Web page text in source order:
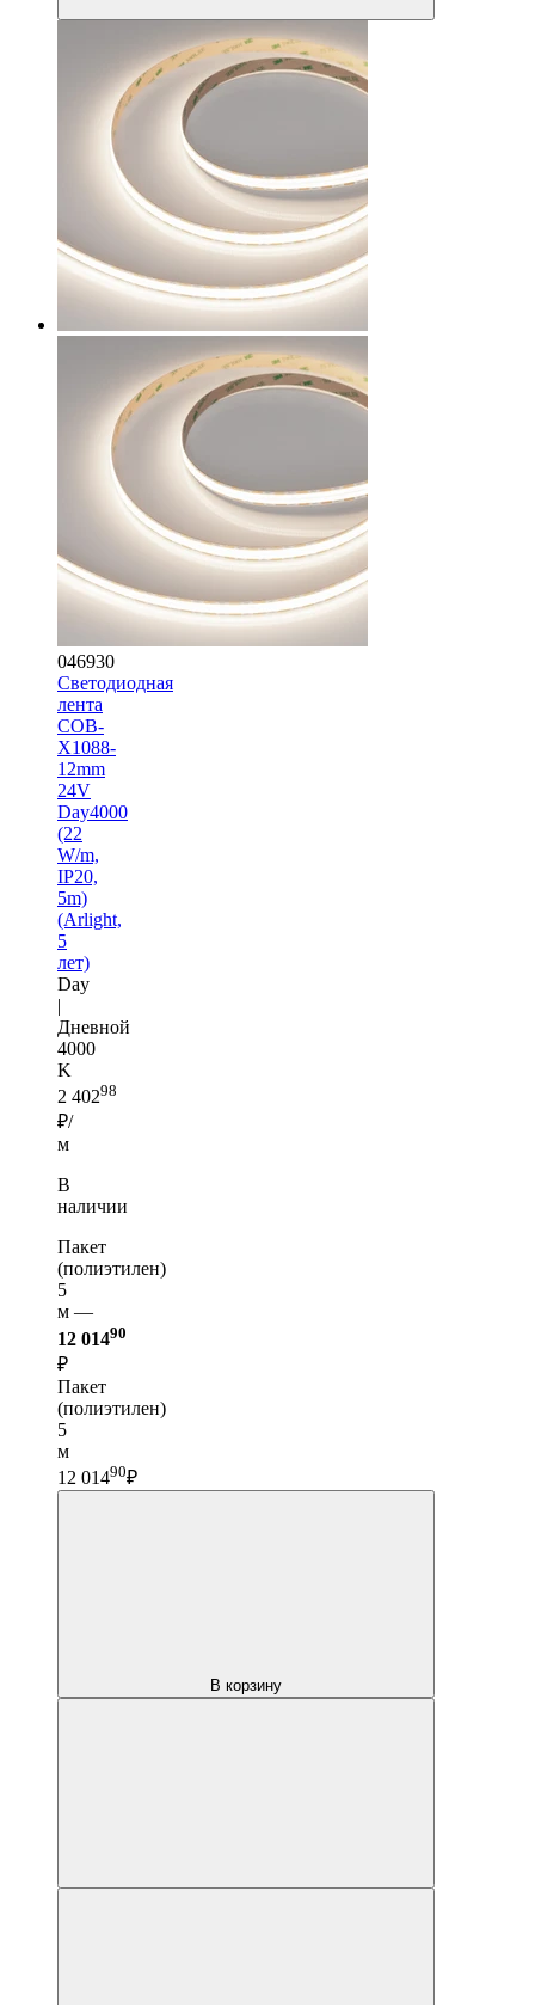
046930
Светодиодная
лента
COB-
X1088-
12mm
24V
Day4000
(22
W/m,
IP20,
5m)
(Arlight,
5
лет)
Day
|
Дневной
4000
K
2 40298
₽/
м
В
наличии
Пакет
(полиэтилен)
5
м —
12 01490
₽
Пакет
(полиэтилен)
5
м
12 01490₽
В корзину